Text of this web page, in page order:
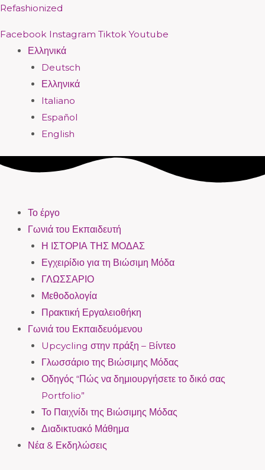
Μετάβαση
περιεχόμενο
Refashionized
Facebook Instagram Tiktok Youtube
Menu
Ελληνικά
Deutsch
Ελληνικά
Italiano
Español
English
Menu
Το έργο
Γωνιά του Εκπαιδευτή
Η ΙΣΤΟΡΙΑ ΤΗΣ ΜΟΔΑΣ
Εγχειρίδιο για τη Βιώσιμη Μόδα
ΓΛΩΣΣΑΡΙΟ
Μεθοδολογία
Πρακτική Εργαλειοθήκη
Γωνιά του Εκπαιδευόμενου
Upcycling στην πράξη – Bίντεο
Γλωσσάριο της Βιώσιμης Μόδας
Οδηγός “Πώς να δημιουργήσετε το δικό σας
Portfolio”
Το Παιχνίδι της Βιώσιμης Μόδας
Διαδικτυακό Μάθημα
Νέα & Εκδηλώσεις
Menu
Menu
Menu
Menu
Menu
Menu